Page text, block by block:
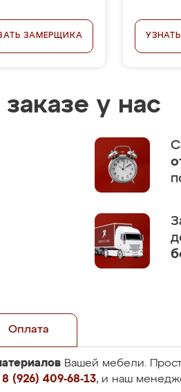
ЗАМЕРЩИКА
у нас
Оплата
Вашей мебели.
8 (926) 409-68-13, и наш